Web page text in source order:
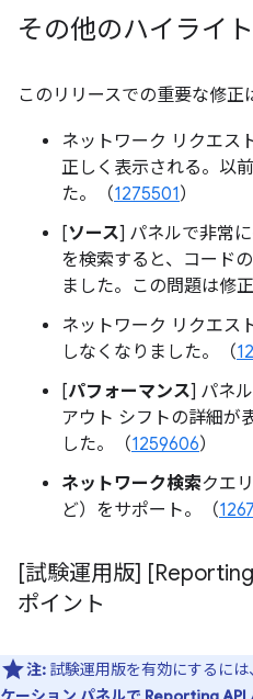
その他のハイライト
このリリースでの重要な修正
ネットワーク リクエス
正しく表示される。以
た。（1275501）
[ソース] パネルで非常
を検索すると、コード
ました。この問題は修
ネットワーク リクエス
しなくなりました。（
[パフォーマンス] パネ
アウト シフトの詳細が
した。（1259606）
ネットワーク検索クエ
ど）をサポート。（
[試験運用版]
ポイント
注: 試験運用版を有効にするには